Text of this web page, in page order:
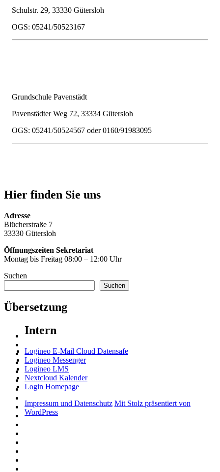
Schulstr. 29, 33330 Gütersloh
OGS: 05241/50523167
Grundschule Pavenstädt
Pavenstädter Weg 72, 33334 Gütersloh
OGS: 05241/50524567 oder 0160/91983095
Hier finden Sie uns
Adresse
Blücherstraße 7
33330 Gütersloh
Öffnungszeiten Sekretariat
Montag bis Freitag 08:00 – 12:00 Uhr
Suchen
Suchen
Übersetzung
Intern
Logineo E-Mail Cloud Datensafe
Logineo Messenger
Logineo LMS
Nextcloud Kalender
Login Homepage
Impressum und Datenschutz Mit Stolz präsentiert von
WordPress